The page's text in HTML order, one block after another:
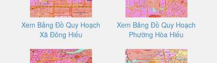
Xem Bảng Đồ Quy Hoạch
Xã Đông Hiếu
Xem Bảng Đồ Quy Hoạch
Phường Hòa Hiếu